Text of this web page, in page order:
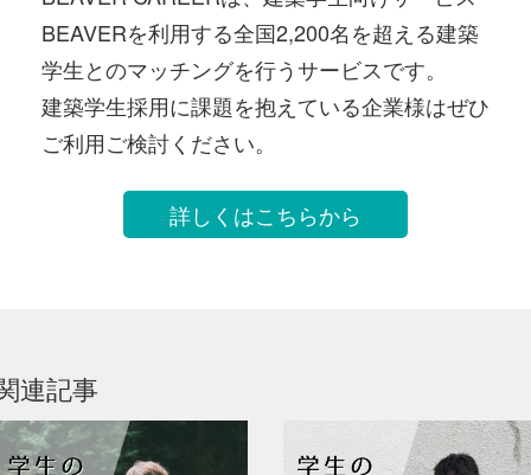
BEAVERを利用する全国2,200名を超える建築
学生とのマッチングを行うサービスです。
建築学生採用に課題を抱えている企業様はぜひ
ご利用ご検討ください。
詳しくはこちらから
連記事